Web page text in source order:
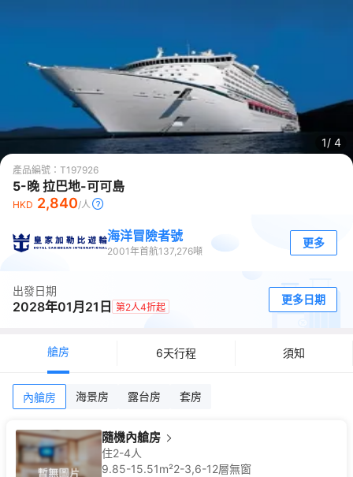
1/ 4
產品編號： T197926
5-晚 拉巴地-可可島
HKD 2,840/人
海洋冒險者號
2001年首航137,276噸
更多
出發日期
2028年01月21日 第2人4折起
更多日期
艙房 6天行程 須知
內艙房 海景房 露台房 套房
隨機內艙房
住2-4人
9.85-15.51m²2-3,6-12層無窗